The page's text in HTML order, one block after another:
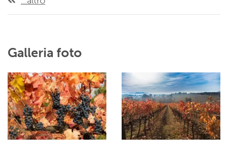
Galleria foto